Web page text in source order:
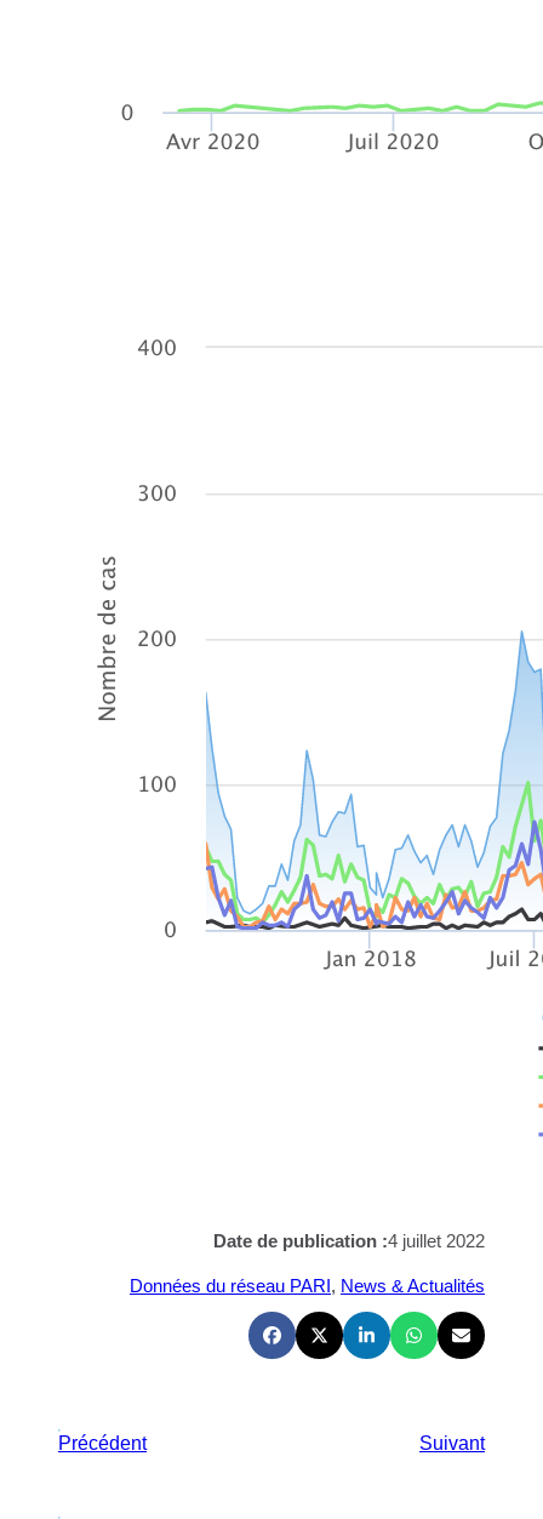
Date de publication :4 juillet 2022
Données du réseau PARI, News & Actualités
Précédent Suivant